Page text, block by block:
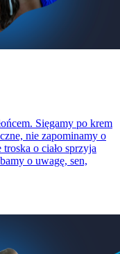
Sięgamy po krem
nie zapominamy o
o ciało sprzyja
o uwagę, sen,